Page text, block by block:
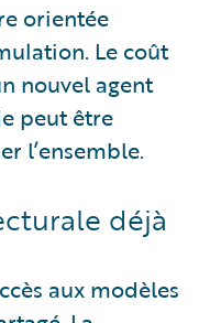
orientée
Le coût
nouvel agent
peut être
l’ensemble.
déjà
aux modèles